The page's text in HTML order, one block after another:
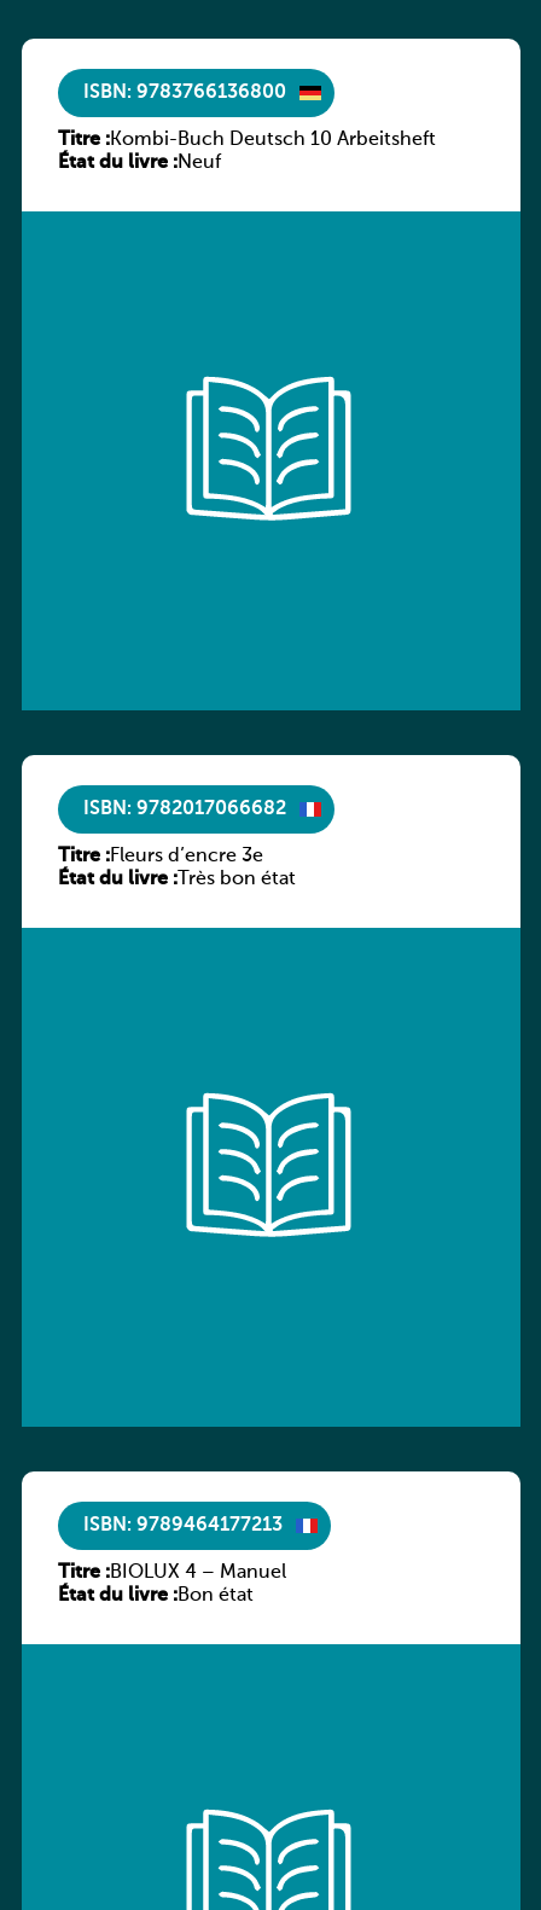
ISBN: 9783766136800
Titre :Kombi-Buch Deutsch 10 Arbeitsheft
État du livre :Neuf
ISBN: 9782017066682
Titre :Fleurs d’encre 3e
État du livre :Très bon état
ISBN: 9789464177213
Titre :BIOLUX 4 – Manuel
État du livre :Bon état